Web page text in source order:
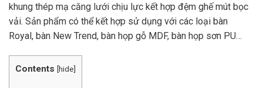
khung thép mạ căng lưới chịu lực kết hợp đệm ghế mút bọc
vải. Sản phẩm có thể kết hợp sử dụng với các loại bàn
Royal, bàn New Trend, bàn họp gỗ MDF, bàn họp sơn PU…
Contents [hide]